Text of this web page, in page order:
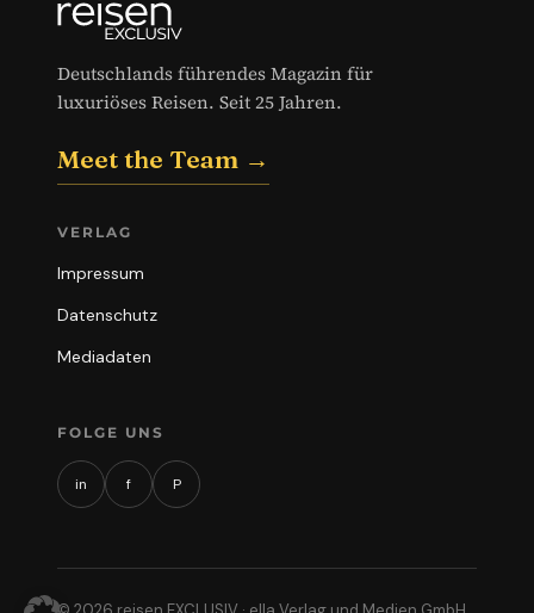
Deutschlands führendes Magazin für
luxuriöses Reisen. Seit 25 Jahren.
Meet the Team →
VERLAG
Impressum
Datenschutz
Mediadaten
FOLGE UNS
in f P